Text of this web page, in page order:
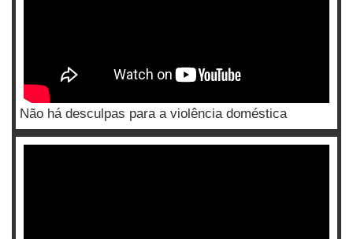
Não há desculpas para a violência doméstica